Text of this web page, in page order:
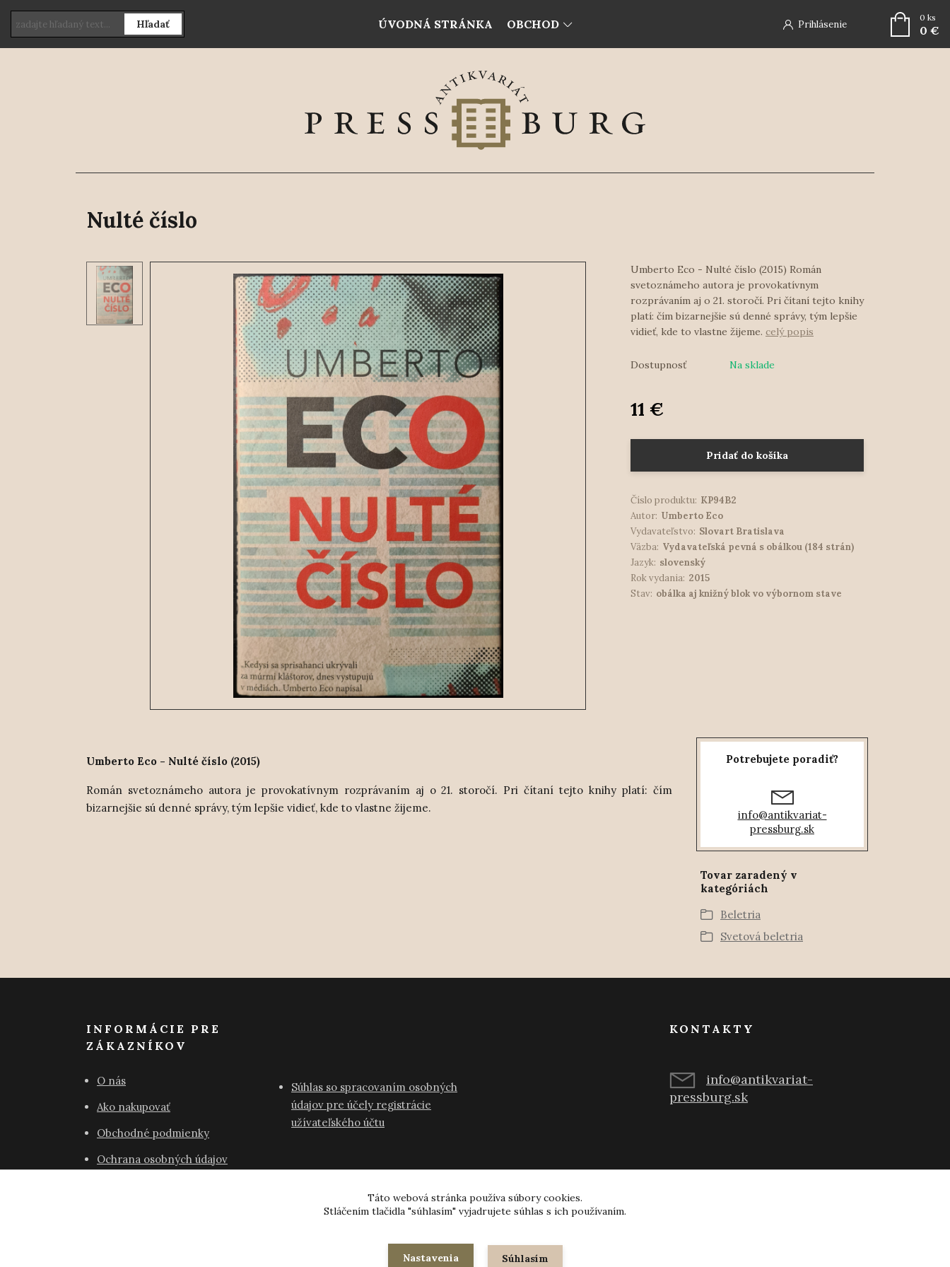
ÚVODNÁ STRÁNKA OBCHOD Prihlásenie
Hľadať
0 ks
0 €
Nulté číslo
Umberto Eco - Nulté číslo (2015) Román
svetoznámeho autora je provokatívnym
rozprávaním aj o 21. storočí. Pri čítaní tejto knihy
platí: čím bizarnejšie sú denné správy, tým lepšie
vidieť, kde to vlastne žijeme. celý popis
Dostupnosť Na sklade
11 €
Pridať do košíka
Číslo produktu: KP94B2
Autor: Umberto Eco
Vydavateľstvo: Slovart Bratislava
Väzba: Vydavateľská pevná s obálkou (184 strán)
Jazyk: slovenský
Rok vydania: 2015
Stav: obálka aj knižný blok vo výbornom stave
Umberto Eco - Nulté číslo (2015)
Román svetoznámeho autora je provokatívnym rozprávaním aj o 21. storočí. Pri čítaní tejto knihy platí: čím
bizarnejšie sú denné správy, tým lepšie vidieť, kde to vlastne žijeme.
Potrebujete poradiť?
info@antikvariat-
pressburg.sk
Tovar zaradený v
kategóriách
Beletria
Svetová beletria
INFORMÁCIE PRE
ZÁKAZNÍKOV
O nás
Ako nakupovať
Obchodné podmienky
Ochrana osobných údajov
Súhlas so spracovaním osobných
údajov pre účely registrácie
užívateľského účtu
KONTAKTY
info@antikvariat-
pressburg.sk
© 2024-2026 všetky práva vyhradené
Táto webová stránka používa súbory cookies.
Stláčením tlačidla "súhlasím" vyjadrujete súhlas s ich používaním.
Nastavenia Súhlasím